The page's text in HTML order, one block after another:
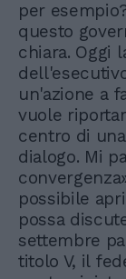
per
questo
chiara. Oggi
un'azione a
vuole
centro di
dialogo. Mi
possibile
possa
settembre
titolo V, il